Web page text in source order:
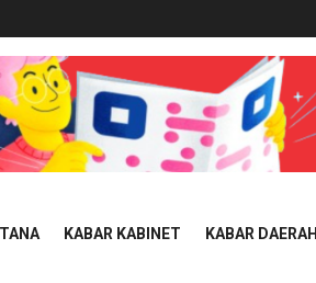
KABAR KABINET KABAR DAERAH